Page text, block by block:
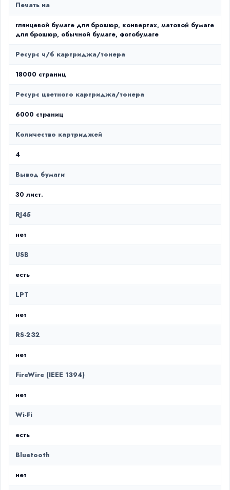
Печать на
глянцевой бумаге для брошюр, конвертах, матовой бумаге
для брошюр, обычной бумаге, фотобумаге
Ресурс ч/б картриджа/тонера
18000 страниц
Ресурс цветного картриджа/тонера
6000 страниц
Количество картриджей
4
Вывод бумаги
30 лист.
RJ45
нет
USB
есть
LPT
нет
RS-232
нет
FireWire (IEEE 1394)
нет
Wi-Fi
есть
Bluetooth
нет